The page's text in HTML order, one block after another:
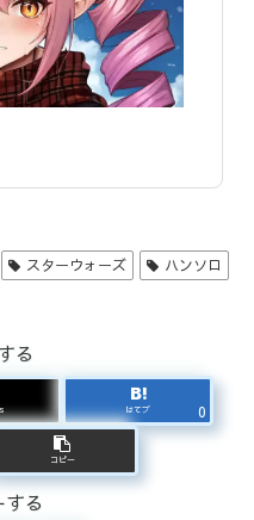
スターウォーズ
ハンソロ
る
はてブ 0
コピー
する